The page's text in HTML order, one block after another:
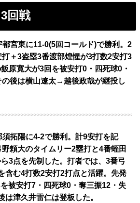
回戦
都宮東に11-0(5回コールド)で勝利。2
＋3盗塁3番渡部煌惺が3打数2安打3
原寛大が3回を被安打0・四死球0・
後は横山遼太→越後政哉が継投し
拓陽に4-2で勝利。計9安打を記
頼大のタイムリー2塁打と4番蛭田
3点を先制した。打者では、3番弓
含む4打数2安打2打点と活躍。先発
被安打7・四死球0・奪三振12・失
は津久井雷仁は登板した。